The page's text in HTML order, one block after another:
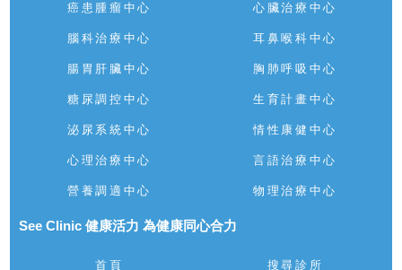
癌患腫瘤中心 心臟治療中心
腦科治療中心 耳鼻喉科中心
腸胃肝臟中心 胸肺呼吸中心
糖尿調控中心 生育計畫中心
泌尿系統中心 情性康健中心
心理治療中心 言語治療中心
營養調適中心 物理治療中心
See Clinic 健康活力 為健康同心合力
首頁 搜尋診所